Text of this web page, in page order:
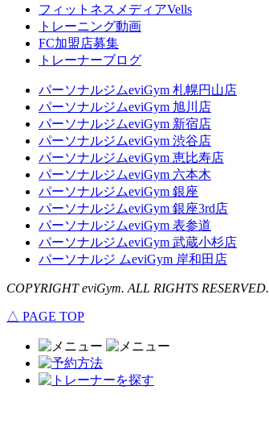
フィットネスメディアVells
トレーニング動画
FC加盟店募集
トレーナーブログ
パーソナルジムeviGym 札幌円山店
パーソナルジムeviGym 旭川店
パーソナルジムeviGym 新宿店
パーソナルジムeviGym 渋谷店
パーソナルジムeviGym 恵比寿店
パーソナルジムeviGym 六本木
パーソナルジムeviGym 銀座
パーソナルジムeviGym 銀座3rd店
パーソナルジムeviGym 表参道
パーソナルジムeviGym 武蔵小杉店
パーソナルジ ムeviGym 岸和田店
COPYRIGHT eviGym. ALL RIGHTS RESERVED.
△ PAGE TOP